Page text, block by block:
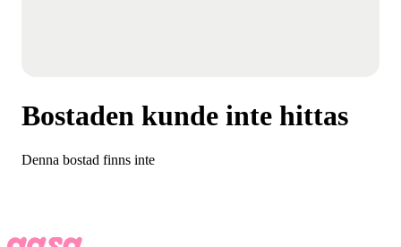
Bostaden kunde inte hittas
Denna bostad finns inte